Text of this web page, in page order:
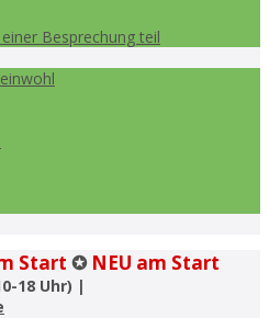
Besprechung teil
Start ✪ NEU am Start
18 Uhr) |